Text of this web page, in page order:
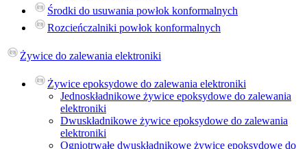
Środki do usuwania powłok konformalnych
Rozcieńczalniki powłok konformalnych
Żywice do zalewania elektroniki
Żywice epoksydowe do zalewania elektroniki
Jednoskładnikowe żywice epoksydowe do zalewania
elektroniki
Dwuskładnikowe żywice epoksydowe do zalewania
elektroniki
Ogniotrwałe dwuskładnikowe żywice epoksydowe do